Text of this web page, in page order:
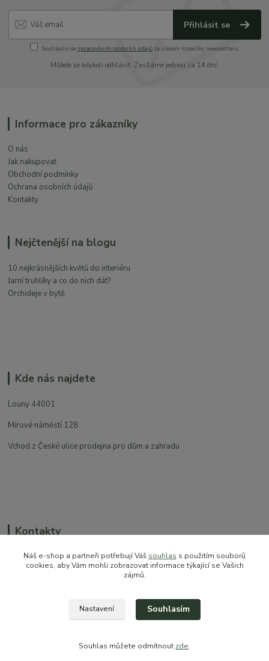
Přihlásit se
Souhlasím se zpracováním osobních údajůza účelem rozesílky newsletteru.
Můžete se kdykoli odhlásit. Zasíláme jednou za 14 dní.
Informace pro zákazníky
O nás
Jak nakupovat
Obchodní podmínky
Ochrana osobních údajů
Kontakty
Nejčtenější na blogu
10 nejkrásnějších květů do interiéru
Jarní truhlíky a co do nich dát?
Orchideje v bytě
Kde nás najdete
Louny 44001
Mírové náměstí 128
Vchod z České ulice prodejna pro dům a zahradu
Kontakty
sales@prokytky.cz
Náš e-shop a partneři potřebují Váš souhlas s použitím souborů
cookies, aby Vám mohli zobrazovat informace týkající se Vašich
zájmů.
Nastavení Souhlasím
Souhlas můžete odmítnout zde.